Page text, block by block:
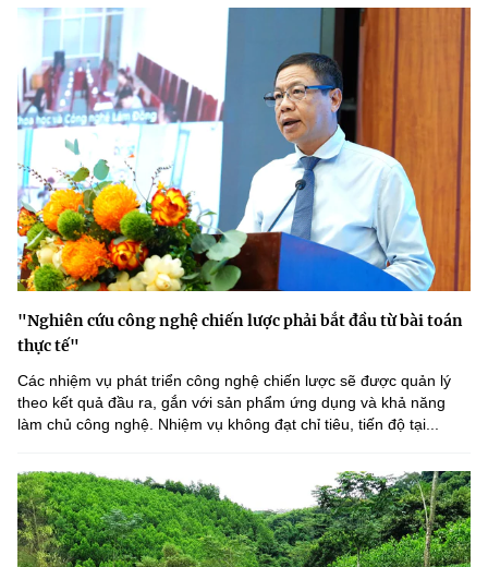
"Nghiên cứu công nghệ chiến lược phải bắt đầu từ bài toán
thực tế"
Các nhiệm vụ phát triển công nghệ chiến lược sẽ được quản lý
theo kết quả đầu ra, gắn với sản phẩm ứng dụng và khả năng
làm chủ công nghệ. Nhiệm vụ không đạt chỉ tiêu, tiến độ tại...